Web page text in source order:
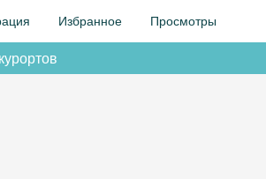
Избранное Просмотры